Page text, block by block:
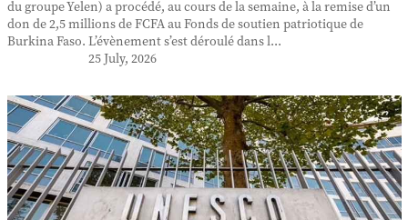
du groupe Yelen) a procédé, au cours de la semaine, à la remise d’un
don de 2,5 millions de FCFA au Fonds de soutien patriotique de
Burkina Faso. L’évènement s’est déroulé dans l...
25 July, 2026